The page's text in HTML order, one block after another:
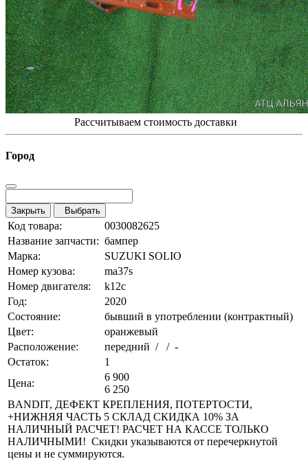
Рассчитываем стоимость доставки
Город
Закрыть Выбрать
Код товара:
0030082625
Название запчасти: бампер
Марка:
SUZUKI SOLIO
Номер кузова:
ma37s
Номер двигателя:
k12c
Год:
2020
Состояние:
бывший в употреблении (контрактный)
Цвет:
оранжевый
Расположение:
передний / / -
Остаток:
1
Цена:
6 900
6 250
BANDIT, ДЕФЕКТ КРЕПЛЕНИЯ, ПОТЕРТОСТИ,
+НИЖНЯЯ ЧАСТЬ 5 СКЛАД СКИДКА 10% ЗА
НАЛИЧНЫЙ РАСЧЕТ! РАСЧЕТ НА КАССЕ ТОЛЬКО
НАЛИЧНЫМИ! Скидки указываются от перечеркнутой
цены и не суммируются.